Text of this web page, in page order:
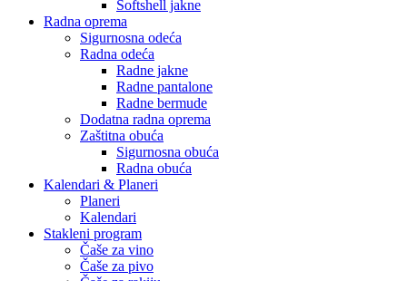
Softshell jakne
Radna oprema
Sigurnosna odeća
Radna odeća
Radne jakne
Radne pantalone
Radne bermude
Dodatna radna oprema
Zaštitna obuća
Sigurnosna obuća
Radna obuća
Kalendari & Planeri
Planeri
Kalendari
Stakleni program
Čaše za vino
Čaše za pivo